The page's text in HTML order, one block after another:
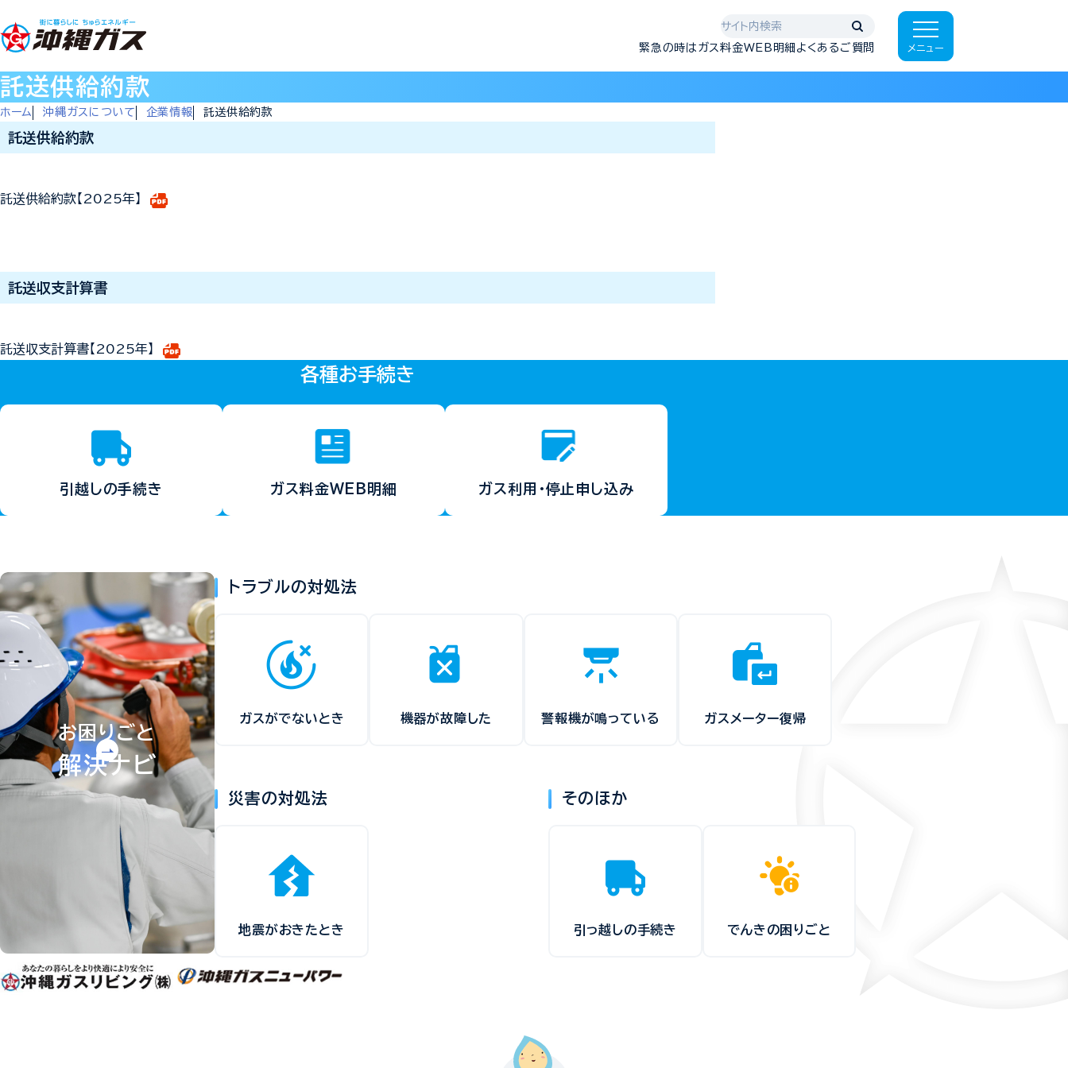
緊急の時は ガス料金WEB明細 よくあるご質問
託送供給約款
ホーム 沖縄ガスについて 企業情報 託送供給約款
託送供給約款
託送供給約款【2025年】
託送収支計算書
託送収支計算書【2025年】
各種お手続き
引越しの手続き ガス料金WEB明細 ガス利用・停止申し込み
お困りごと
解決ナビ
トラブルの対処法
ガスがでないとき 機器が故障した 警報機が鳴っている ガスメーター復帰
災害の対処法
地震がおきたとき
そのほか
引っ越しの手続き でんきの困りごと